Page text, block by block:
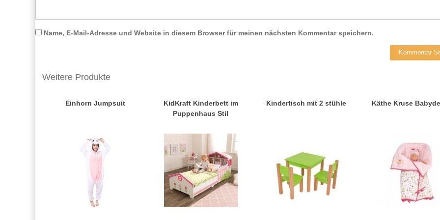
Name, E-Mail-Adresse und Website in diesem Browser für meinen nächsten Kommentar speichern.
Weitere Produkte
Einhorn Jumpsuit
KidKraft Kinderbett im
Puppenhaus Stil
Kindertisch mit 2 stühle Käthe Kruse